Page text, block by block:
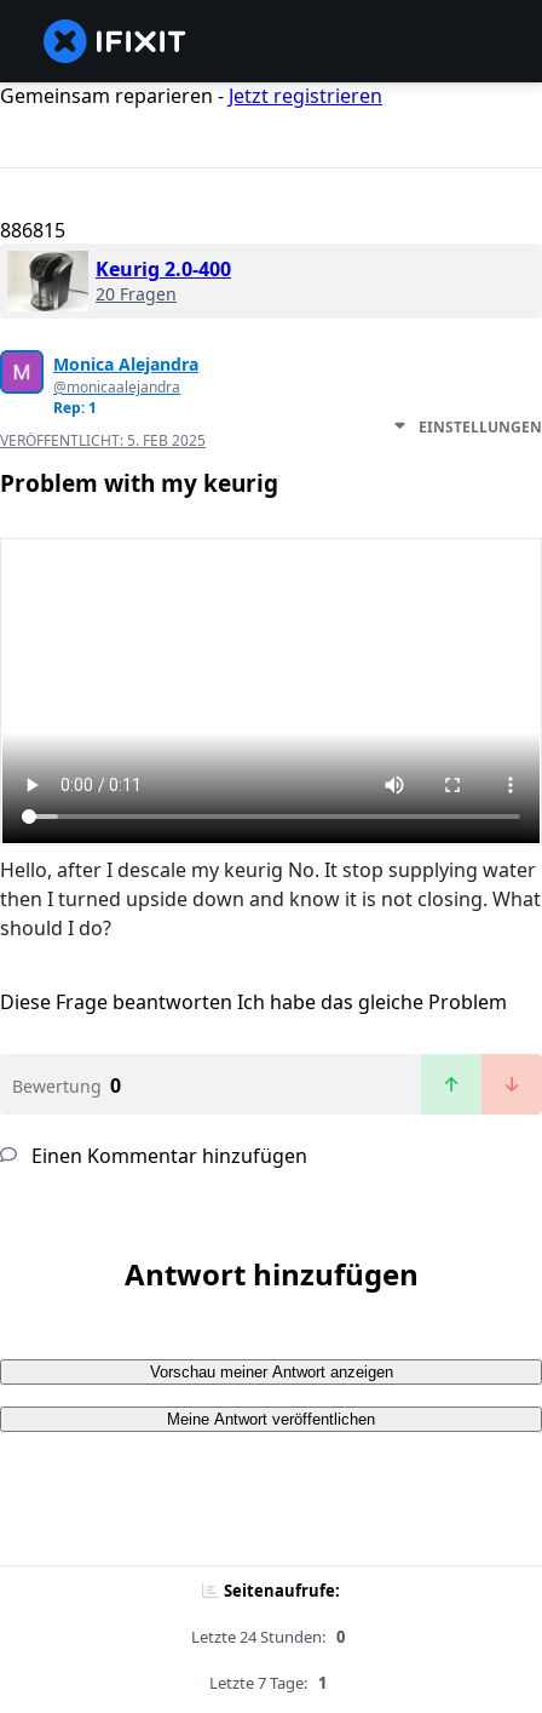
Gemeinsam reparieren - Jetzt registrieren
886815
Keurig 2.0-400
20 Fragen
Monica Alejandra
@monicaalejandra
Rep: 1
VERÖFFENTLICHT: 5. FEB 2025
EINSTELLUNGEN
Problem with my keurig
Hello, after I descale my keurig No. It stop supplying water
then I turned upside down and know it is not closing. What
should I do?
Diese Frage beantworten Ich habe das gleiche Problem
Bewertung 0
Einen Kommentar hinzufügen
Antwort hinzufügen
Vorschau meiner Antwort anzeigen
Meine Antwort veröffentlichen
Seitenaufrufe:
Letzte 24 Stunden: 0
Letzte 7 Tage: 1